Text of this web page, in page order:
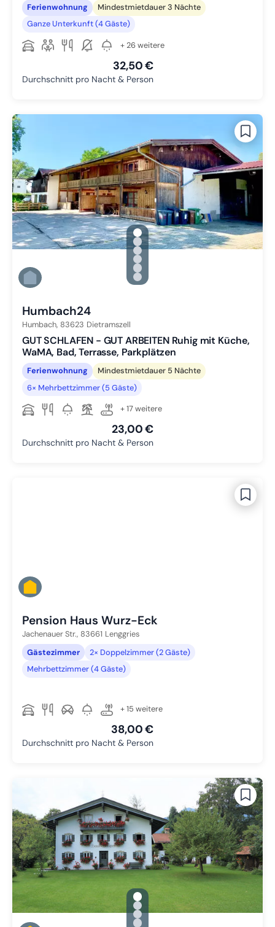
Ferienwohnung
Mindestmietdauer 3 Nächte
Ganze Unterkunft (4 Gäste)
+ 26 weitere
32,50 €
Durchschnitt pro Nacht & Person
gallery.slide_selector
Zu Slide 1 wechseln
Zu Slide 2 wechseln
Zu Slide 3 wechseln
Zu Slide 4 wechseln
Zu Slide 5 wechseln
Zu Slide 6 wechseln
Humbach24
Humbach, 83623 Dietramszell
GUT SCHLAFEN - GUT ARBEITEN Ruhig mit Küche,
WaMA, Bad, Terrasse, Parkplätzen
Ferienwohnung
Mindestmietdauer 5 Nächte
6× Mehrbettzimmer (5 Gäste)
+ 17 weitere
23,00 €
Durchschnitt pro Nacht & Person
Pension Haus Wurz-Eck
Jachenauer Str., 83661 Lenggries
Gästezimmer
2× Doppelzimmer (2 Gäste)
Mehrbettzimmer (4 Gäste)
+ 15 weitere
38,00 €
Durchschnitt pro Nacht & Person
gallery.slide_selector
Zu Slide 1 wechseln
Zu Slide 2 wechseln
Zu Slide 3 wechseln